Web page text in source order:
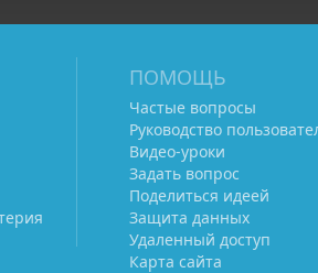
ПОМОЩЬ
Частые вопросы
Руководство
Видео-уроки
Задать вопрос
Поделиться идеей
Защита данных
Удаленный доступ
Карта сайта